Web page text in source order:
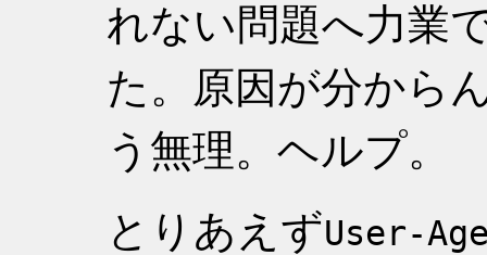
れない問題へ力業
た。原因が分から
う無理。ヘルプ。
とりあえずUser-